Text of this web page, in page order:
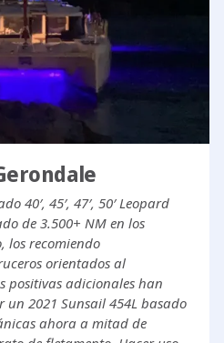
40′, 45′, 47′, 50′ Leopard
de 3.500+ NM en los
los recomiendo
orientados al
positivas adicionales han
un 2021 Sunsail 454L basado
ahora a mitad de